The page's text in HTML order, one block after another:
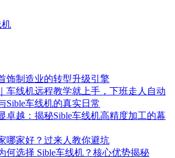
机
饰制造业的转型升级引擎
车线机远程教学就上手，下班走人自动
车线机的真实日常
卓越：揭秘Sible车线机高精度加工的幕
哪家好？过来人教你避坑
何选择 Sible车线机？核心优势揭秘